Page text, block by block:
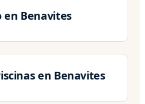
en Benavites
en Benavites